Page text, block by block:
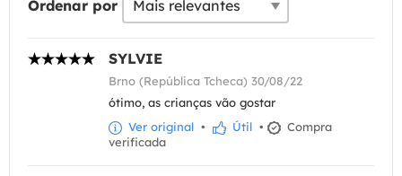
Ordenar por
SYLVIE
Brno (República Tcheca) 30/08/22
ótimo, as crianças vão gostar
Ver original • Útil •
Compra
verificada